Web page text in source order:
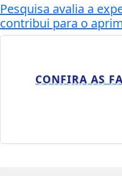
Pesquisa avalia a
contribui para o
CONFIRA AS